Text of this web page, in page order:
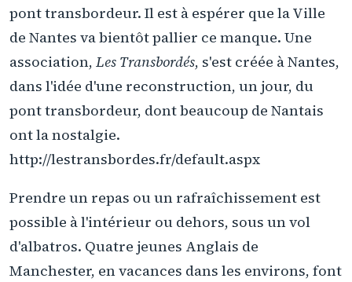
pont transbordeur. Il est à espérer que la Ville
de Nantes va bientôt pallier ce manque. Une
association, Les Transbordés, s'est créée à Nantes,
dans l'idée d'une reconstruction, un jour, du
pont transbordeur, dont beaucoup de Nantais
ont la nostalgie.
http://lestransbordes.fr/default.aspx
Prendre un repas ou un rafraîchissement est
possible à l'intérieur ou dehors, sous un vol
d'albatros. Quatre jeunes Anglais de
Manchester, en vacances dans les environs, font